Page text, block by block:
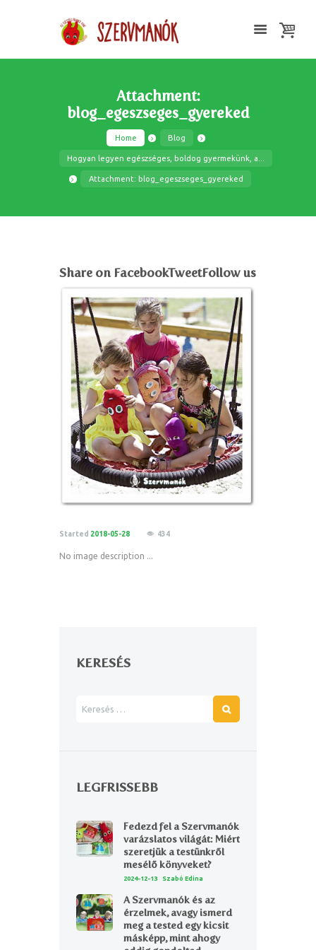
Attachment:
blog_egeszseges_gyereked
Home Blog
Hogyan legyen egészséges, boldog gyermekünk, a...
Attachment: blog_egeszseges_gyereked
Share on FacebookTweetFollow us
Started 2018-05-28 434
No image description ...
KERESÉS
LEGFRISSEBB
Fedezd fel a Szervmanók
varázslatos világát: Miért
szeretjük a testünkről
mesélő könyveket?
2024-12-13 Szabó Edina
A Szervmanók és az
érzelmek, avagy ismerd
meg a tested egy kicsit
másképp, mint ahogy